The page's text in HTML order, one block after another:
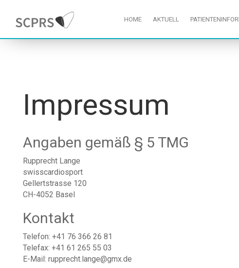
HOME AKTUELL
Impressum
Angaben gemäß § 5 TMG
Rupprecht Lange
swisscardiosport
Gellertstrasse 120
CH-4052 Basel
Kontakt
Telefon: +41 76 366 26 81
Telefax: +41 61 265 55 03
E-Mail: rupprecht.lange@gmx.de